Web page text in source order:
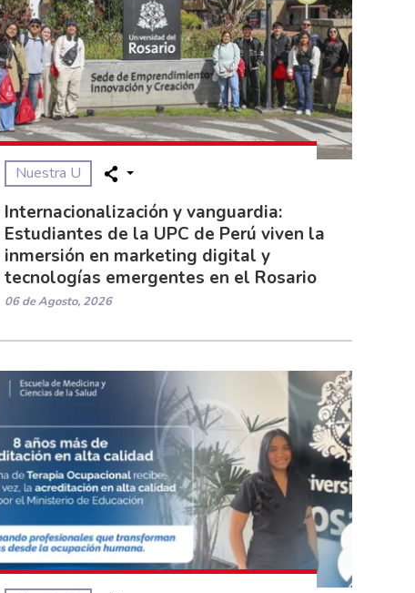
Nuestra U
Internacionalización y vanguardia:
Estudiantes de la UPC de Perú viven la
inmersión en marketing digital y
tecnologías emergentes en el Rosario
06 de Agosto, 2026